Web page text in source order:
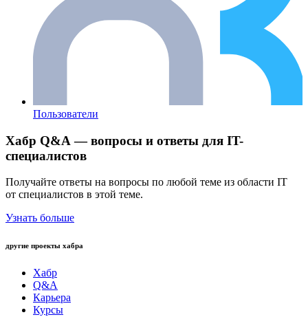
Пользователи
Хабр Q&A — вопросы и ответы для IT-
специалистов
Получайте ответы на вопросы по любой теме из области IT
от специалистов в этой теме.
Узнать больше
другие проекты хабра
Хабр
Q&A
Карьера
Курсы